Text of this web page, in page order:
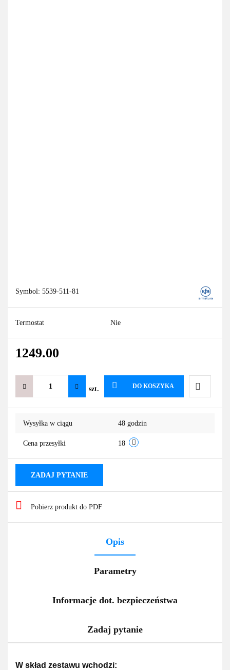
Symbol: 5539-511-81
Termostat Nie
1249.00
szt. DO KOSZYKA
Do
Wysyłka w ciągu 48 godzin
Cena przesyłki 18
ZADAJ PYTANIE
Pobierz produkt do PDF
Opis
Parametry
Informacje dot. bezpieczeństwa
Zadaj pytanie
W skład zestawu wchodzi: